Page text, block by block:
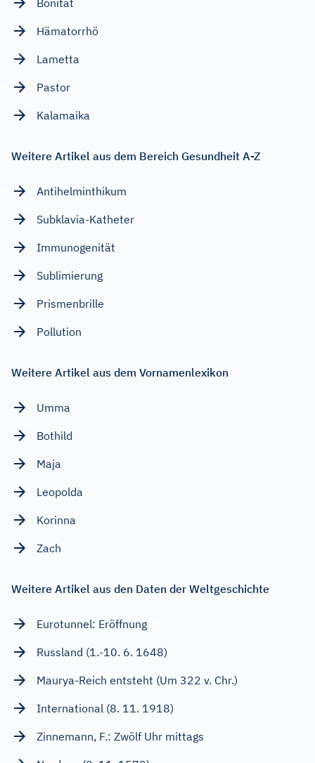
Hämatorrhö
Lametta
Pastor
Kalamaika
Weitere Artikel aus dem Bereich Gesundheit A-Z
Antihelminthikum
Subklavia-Katheter
Immunogenität
Sublimierung
Prismenbrille
Pollution
Weitere Artikel aus dem Vornamenlexikon
Umma
Bothild
Maja
Leopolda
Korinna
Zach
Weitere Artikel aus den Daten der Weltgeschichte
Eurotunnel: Eröffnung
Russland (1.-10. 6. 1648)
Maurya-Reich entsteht (Um 322 v. Chr.)
International (8. 11. 1918)
Zinnemann, F.: Zwölf Uhr mittags